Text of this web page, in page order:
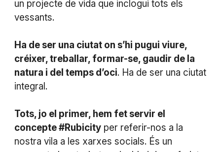
un projecte de vida que inclogui tots els
vessants.
Ha de ser una ciutat on s’hi pugui viure,
créixer, treballar, formar-se, gaudir de la
natura i del temps d’oci. Ha de ser una ciutat
integral.
Tots, jo el primer, hem fet servir el
concepte #Rubicityper referir-nos a la
nostra vila a les xarxes socials. És un